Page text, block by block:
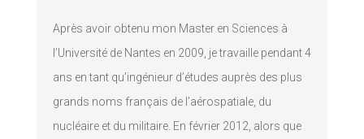
Après avoir obtenu mon Master en Sciences à
l’Université de Nantes en 2009, je travaille pendant 4
ans en tant qu’ingénieur d’études auprès des plus
grands noms français de l’aérospatiale, du
nucléaire et du militaire. En février 2012, alors que